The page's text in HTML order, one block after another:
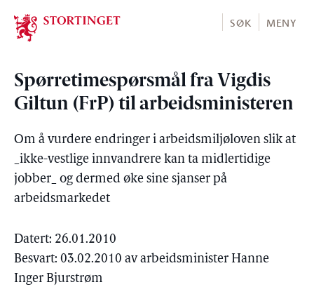
Stortinget.no
SØK MENY
Spørretimespørsmål fra Vigdis
Giltun (FrP) til arbeidsministeren
Om å vurdere endringer i arbeidsmiljøloven slik at
_ikke-vestlige innvandrere kan ta midlertidige
jobber_ og dermed øke sine sjanser på
arbeidsmarkedet
Datert: 26.01.2010
Besvart: 03.02.2010 av arbeidsminister Hanne
Inger Bjurstrøm